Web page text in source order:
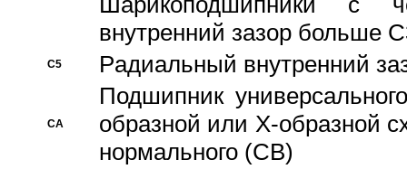
внутренний зазор больше
C5 Pадиальный внутренний
CA
Подшипник
образной или Х-образной
нормального (CB)